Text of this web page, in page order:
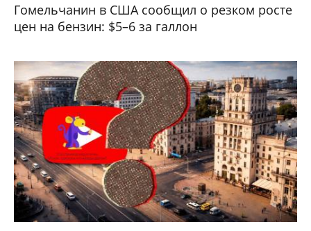
Гомельчанин в США сообщил о резком росте
цен на бензин: $5–6 за галлон